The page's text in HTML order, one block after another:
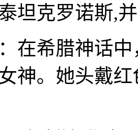
坦克罗诺斯,
在希腊神话
神。她头戴